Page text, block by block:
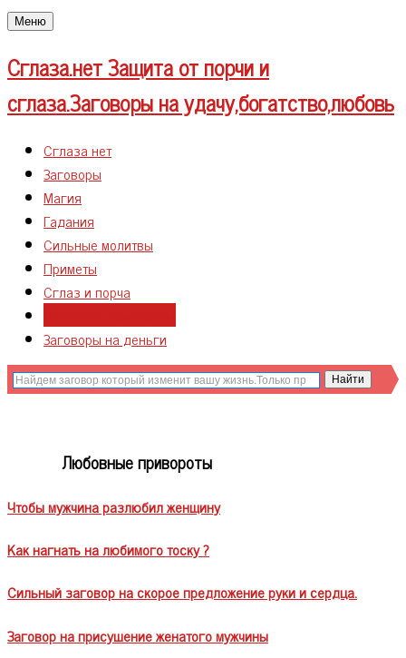
Меню
Сглаза.нетЗащита от порчи и
сглаза.Заговоры на удачу,богатство,любовь
Сглаза нет
Заговоры
Магия
Гадания
Сильные молитвы
Приметы
Сглаз и порча
Заговоры на деньги
Любовные привороты
Чтобы мужчина разлюбил женщину
Как нагнать на любимого тоску ?
Сильный заговор на скорое предложение руки и сердца.
Заговор на присушение женатого мужчины